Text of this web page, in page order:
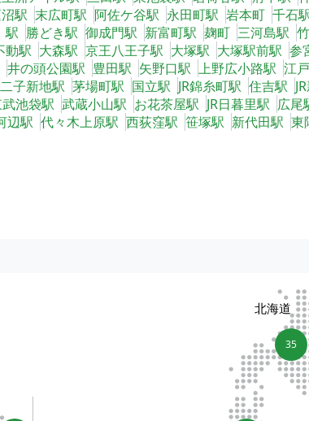
駅 末広町駅 阿佐ケ谷駅 永田町駅 岩本町 千石
駅 勝どき駅 御成門駅 新富町駅 麹町 三河島駅
動駅 大森駅 京王八王子駅 大塚駅 大塚駅前駅 参
井の頭公園駅 豊田駅 矢野口駅 上野広小路駅 江
二子新地駅 茅場町駅 国立駅 JR錦糸町駅 住吉駅
池袋駅 武蔵小山駅 お花茶屋駅 JR日暮里駅 広尾
辺駅 代々木上原駅 西荻窪駅 笹塚駅 新代田駅 東
35
北海道